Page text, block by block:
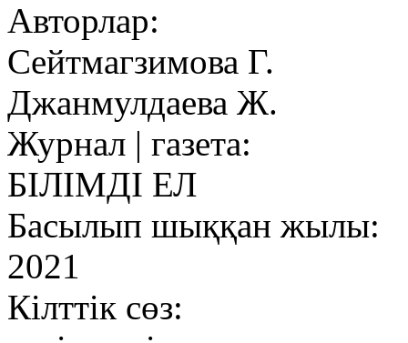
Авторлар:
Сейтмагзимова Г.
Джанмулдаева Ж.
Журнал | газета:
БІЛІМДІ ЕЛ
Басылып шыққан жылы:
2021
Кілттік сөз: